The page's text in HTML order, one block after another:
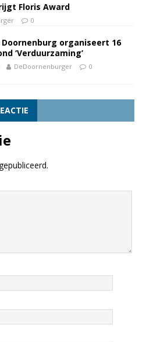
Floris Award
0
organiseert 16
‘Verduurzaming’
DeDoornenburger 0